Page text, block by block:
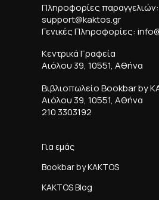
Πληροφορίες παραγγελιών:
support@kaktos.gr
Γενικές Πληροφορίες:
Κεντρικά Γραφεία
Αιόλου 39, 10551, Αθήνα
Βιβλιοπωλείο Bookbar by
Αιόλου 39, 10551, Αθήνα
210 3303192
Για εμάς
Bookbar by KAKTOS
KAKTOS Blog